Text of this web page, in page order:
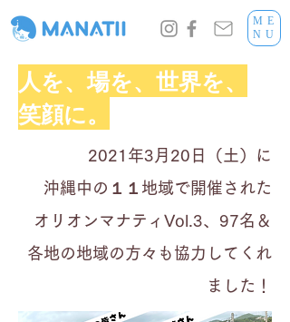
ME
NU
​人を、場を、 世界を、
笑顔に。
2021年3月20日（土）に
沖縄中の １１地域で開催された
オリオンマナティVol.3、97名＆
各地の地域の方々も協力してくれ
ました！